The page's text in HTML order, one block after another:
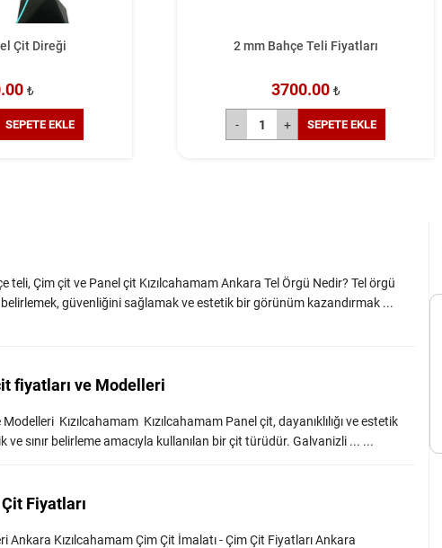
Teli Fiyatları
SEPETE EKLE
75cm Panel çit Direği
610.00
SEPETE EKLE
teli, Çim çit ve Panel çit Kızılcahamam Ankara Tel Örgü Nedir? Tel örgü
güvenliğini sağlamak ve estetik bir görünüm kazandırmak ...
fiyatları ve Modelleri
Kızılcahamam Kızılcahamam Panel çit, dayanıklılığı ve estetik
sınır belirleme amacıyla kullanılan bir çit türüdür. Galvanizli ... ...
Fiyatları
Ankara Kızılcahamam Çim Çit İmalatı - Çim Çit Fiyatları Ankara